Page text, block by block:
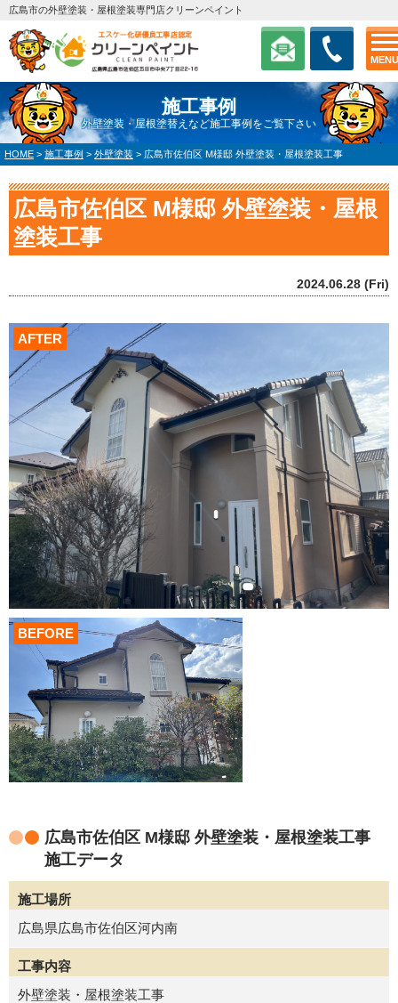
MENU
広島市の外壁塗装・屋根塗装専門店クリーンペイント
施工事例
外壁塗装・屋根塗替えなど施工事例をご覧下さい
HOME > 施工事例 > 外壁塗装 > 広島市佐伯区 M様邸 外壁塗装・屋根塗装工事
広島市佐伯区 M様邸 外壁塗装・屋根
塗装工事
2024.06.28 (Fri)
AFTER
BEFORE
広島市佐伯区 M様邸 外壁塗装・屋根塗装工事
施工データ
施工場所
広島県広島市佐伯区河内南
工事内容
外壁塗装・屋根塗装工事